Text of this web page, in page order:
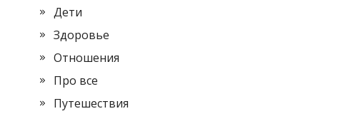
Дети
Здоровье
Отношения
Про все
Путешествия